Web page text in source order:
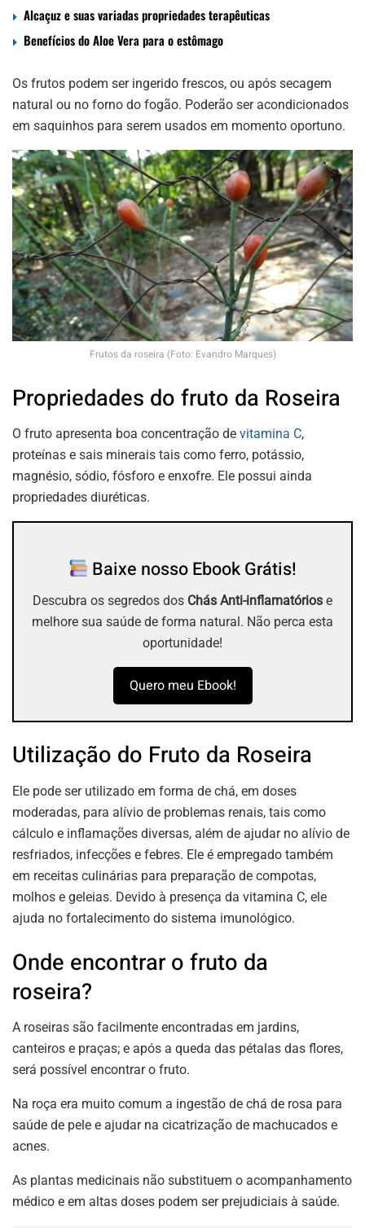
Alcaçuz e suas variadas propriedades terapêuticas
Benefícios do Aloe Vera para o estômago
Os frutos podem ser ingerido frescos, ou após secagem
natural ou no forno do fogão. Poderão ser acondicionados
em saquinhos para serem usados em momento oportuno.
Frutos da roseira (Foto: Evandro Marques)
Propriedades do fruto da Roseira
O fruto apresenta boa concentração de vitamina C,
proteínas e sais minerais tais como ferro, potássio,
magnésio, sódio, fósforo e enxofre. Ele possui ainda
propriedades diuréticas.
Baixe nosso Ebook Grátis!
Descubra os segredos dos Chás Anti-inflamatórios e
melhore sua saúde de forma natural. Não perca esta
oportunidade!
Quero meu Ebook!
Utilização do Fruto da Roseira
Ele pode ser utilizado em forma de chá, em doses
moderadas, para alívio de problemas renais, tais como
cálculo e inflamações diversas, além de ajudar no alívio de
resfriados, infecções e febres. Ele é empregado também
em receitas culinárias para preparação de compotas,
molhos e geleias. Devido à presença da vitamina C, ele
ajuda no fortalecimento do sistema imunológico.
Onde encontrar o fruto da
roseira?
A roseiras são facilmente encontradas em jardins,
canteiros e praças; e após a queda das pétalas das flores,
será possível encontrar o fruto.
Na roça era muito comum a ingestão de chá de rosa para
saúde de pele e ajudar na cicatrização de machucados e
acnes.
As plantas medicinais não substituem o acompanhamento
médico e em altas doses podem ser prejudiciais à saúde.